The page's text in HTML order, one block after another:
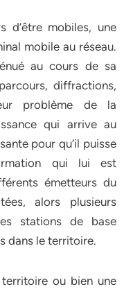
d’être mobiles, une
mobile au réseau.
au cours de sa
diffractions,
problème de la
qui arrive au
pour qu’il puisse
qui lui est
émetteurs du
alors plusieurs
stations de base
dans le territoire.
ou bien une